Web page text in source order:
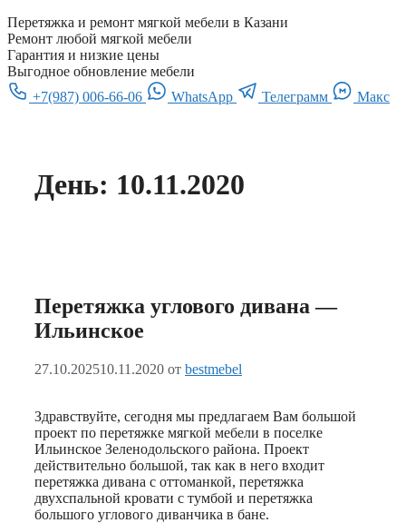
Перетяжка и ремонт мягкой мебели в Казани
Ремонт любой мягкой мебели
Гарантия и низкие цены
Выгодное обновление мебели
+7(987) 006-66-06
WhatsApp Телеграмм Макс
День: 10.11.2020
Перетяжка углового дивана —
Ильинское
27.10.202510.11.2020 от bestmebel
Здравствуйте, сегодня мы предлагаем Вам большой
проект по перетяжке мягкой мебели в поселке
Ильинское Зеленодольского района. Проект
действительно большой, так как в него входит
перетяжка дивана с оттоманкой, перетяжка
двухспальной кровати с тумбой и перетяжка
большого углового диванчика в бане.